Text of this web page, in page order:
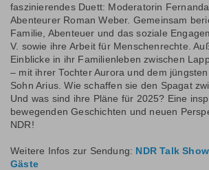
faszinierendes Duett: Moderatorin
Abenteurer Roman Weber. Gemeinsam
Familie, Abenteuer und das soziale
V. sowie ihre Arbeit für Menschenrechte.
Einblicke in ihr Familienleben zwischen
– mit ihrer Tochter Aurora und dem
Sohn Arius. Wie schaffen sie den Spagat
Und was sind ihre Pläne für 2025? Eine
bewegenden Geschichten und neuen
NDR!
Weitere Infos zur Sendung: NDR Talk
Gäste